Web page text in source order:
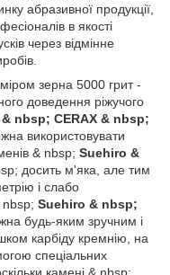
абразивної продукції,
в якості
через відмінне
зерна 5000 грит -
доведення ріжучого
nbsp; CERAX & nbsp;
використовувати
& nbsp; Suehiro &
досить м'яка, але тим
і слабо
nbsp; Suehiro & nbsp;
будь-яким зручним і
карбіду кремнію, на
спеціальних
камені & nbsp;